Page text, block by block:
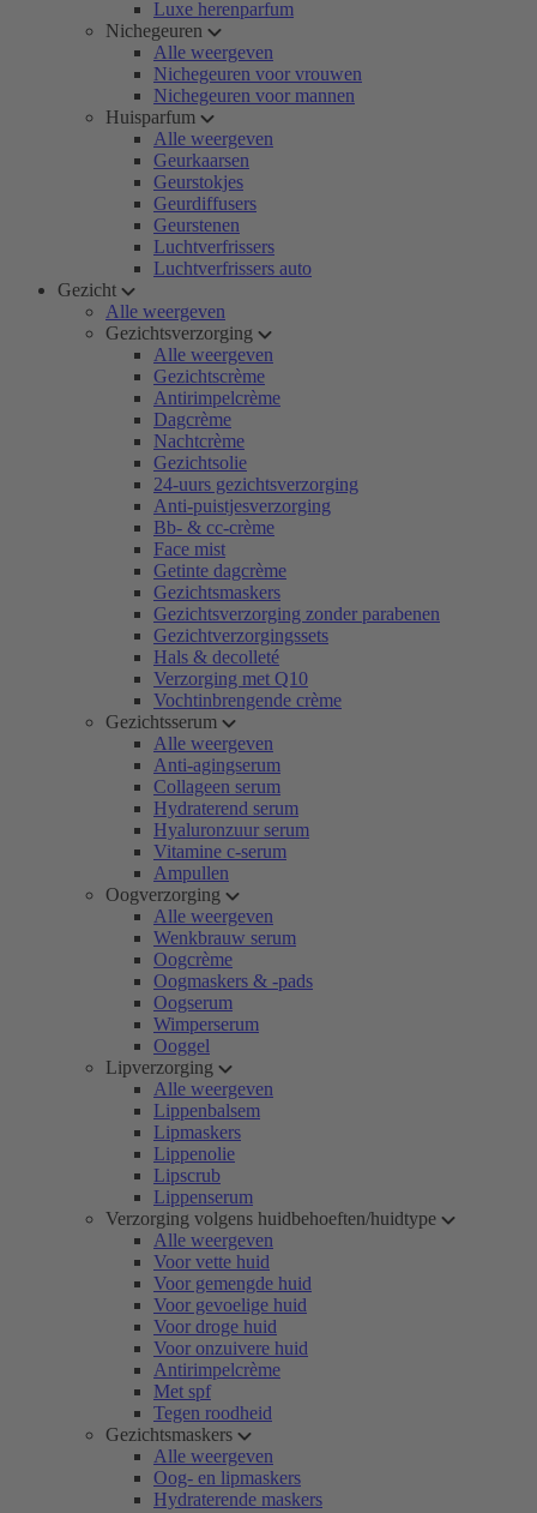
Luxe herenparfum
Nichegeuren
Alle weergeven
Nichegeuren voor vrouwen
Nichegeuren voor mannen
Huisparfum
Alle weergeven
Geurkaarsen
Geurstokjes
Geurdiffusers
Geurstenen
Luchtverfrissers
Luchtverfrissers auto
Gezicht
Alle weergeven
Gezichtsverzorging
Alle weergeven
Gezichtscrème
Antirimpelcrème
Dagcrème
Nachtcrème
Gezichtsolie
24-uurs gezichtsverzorging
Anti-puistjesverzorging
Bb- & cc-crème
Face mist
Getinte dagcrème
Gezichtsmaskers
Gezichtsverzorging zonder parabenen
Gezichtverzorgingssets
Hals & decolleté
Verzorging met Q10
Vochtinbrengende crème
Gezichtsserum
Alle weergeven
Anti-agingserum
Collageen serum
Hydraterend serum
Hyaluronzuur serum
Vitamine c-serum
Ampullen
Oogverzorging
Alle weergeven
Wenkbrauw serum
Oogcrème
Oogmaskers & -pads
Oogserum
Wimperserum
Ooggel
Lipverzorging
Alle weergeven
Lippenbalsem
Lipmaskers
Lippenolie
Lipscrub
Lippenserum
Verzorging volgens huidbehoeften/huidtype
Alle weergeven
Voor vette huid
Voor gemengde huid
Voor gevoelige huid
Voor droge huid
Voor onzuivere huid
Antirimpelcrème
Met spf
Tegen roodheid
Gezichtsmaskers
Alle weergeven
Oog- en lipmaskers
Hydraterende maskers